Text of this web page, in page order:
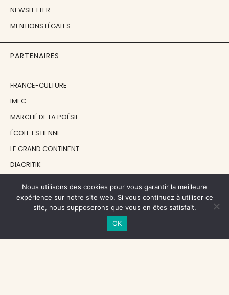
NEWSLETTER
MENTIONS LÉGALES
PARTENAIRES
FRANCE-CULTURE
IMEC
MARCHÉ DE LA POÉSIE
ÉCOLE ESTIENNE
LE GRAND CONTINENT
DIACRITIK
NOS SOUTIENS
CENTRE NATIONAL DU LIVRE
Nous utilisons des cookies pour vous garantir la meilleure
expérience sur notre site web. Si vous continuez à utiliser ce
site, nous supposerons que vous en êtes satisfait.
OK